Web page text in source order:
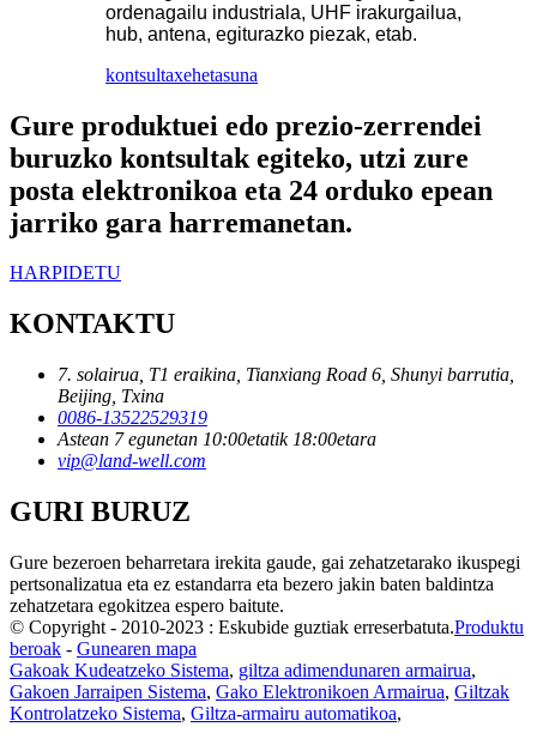
ordenagailu industriala, UHF irakurgailua,
hub, antena, egiturazko piezak, etab.
kontsultaxehetasuna
Gure produktuei edo prezio-zerrendei
buruzko kontsultak egiteko, utzi zure
posta elektronikoa eta 24 orduko epean
jarriko gara harremanetan.
HARPIDETU
KONTAKTU
7. solairua, T1 eraikina, Tianxiang Road 6, Shunyi barrutia,
Beijing, Txina
0086-13522529319
Astean 7 egunetan 10:00etatik 18:00etara
vip@land-well.com
GURI BURUZ
Gure bezeroen beharretara irekita gaude, gai zehatzetarako ikuspegi
pertsonalizatua eta ez estandarra eta bezero jakin baten baldintza
zehatzetara egokitzea espero baitute.
© Copyright - 2010-2023 : Eskubide guztiak erreserbatuta.Produktu
beroak - Gunearen mapa
Gakoak Kudeatzeko Sistema, giltza adimendunaren armairua,
Gakoen Jarraipen Sistema, Gako Elektronikoen Armairua, Giltzak
Kontrolatzeko Sistema, Giltza-armairu automatikoa,